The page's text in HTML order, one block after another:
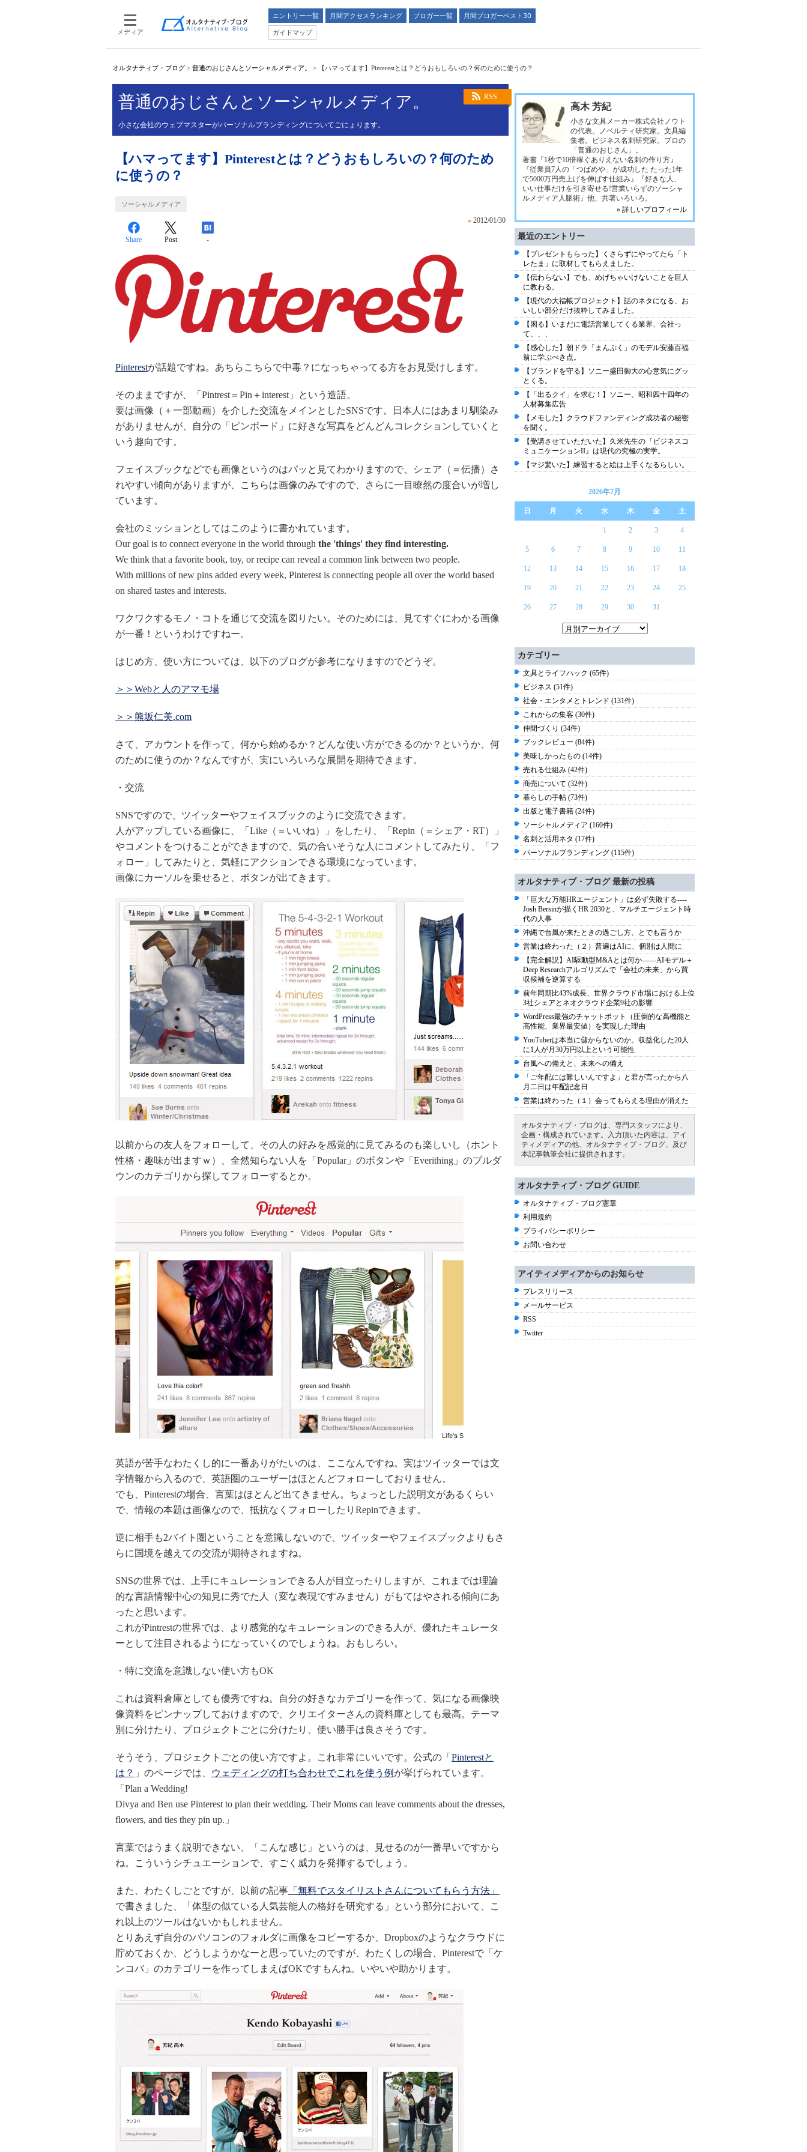
メディア
エントリー一覧 月間アクセスランキング ブロガー一覧
月間ブロガーベスト30
ガイドマップ
オルタナティブ・ブログ > 普通のおじさんとソーシャルメディア。 > 【ハマってます】Pinterestとは？どうおもしろいの？何のために使うの？
RSS
普通のおじさんとソーシャルメディア。
小さな会社のウェブマスターがパーソナルブランディングについてごにょります。
【ハマってます】Pinterestとは？どうおもしろいの？何のため
に使うの？
ソーシャルメディア
» 2012/01/30
Share Post -
Pinterestが話題ですね。あちらこちらで中毒？になっちゃってる方をお見受けします。
そのままですが、「Pintrest＝Pin＋interest」という造語。
要は画像（＋一部動画）を介した交流をメインとしたSNSです。日本人にはあまり馴染み
がありませんが、自分の「ピンボード」に好きな写真をどんどんコレクションしていくと
いう趣向です。
フェイスブックなどでも画像というのはパッと見てわかりますので、シェア（＝伝播）さ
れやすい傾向がありますが、こちらは画像のみですので、さらに一目瞭然の度合いが増し
ています。
会社のミッションとしてはこのように書かれています。
Our goal is to connect everyone in the world through the 'things' they find interesting.
We think that a favorite book, toy, or recipe can reveal a common link between two people.
With millions of new pins added every week, Pinterest is connecting people all over the world based
on shared tastes and interests.
ワクワクするモノ・コトを通じて交流を図りたい。そのためには、見てすぐにわかる画像
が一番！というわけですねー。
はじめ方、使い方については、以下のブログが参考になりますのでどうぞ。
＞＞Webと人のアマモ場
＞＞熊坂仁美.com
さて、アカウントを作って、何から始めるか？どんな使い方ができるのか？というか、何
のために使うのか？なんですが、実にいろいろな展開を期待できます。
・交流
SNSですので、ツイッターやフェイスブックのように交流できます。
人がアップしている画像に、「Like（＝いいね）」をしたり、「Repin（＝シェア・RT）」
やコメントをつけることができますので、気の合いそうな人にコメントしてみたり、「フ
ォロー」してみたりと、気軽にアクションできる環境になっています。
画像にカーソルを乗せると、ボタンが出てきます。
以前からの友人をフォローして、その人の好みを感覚的に見てみるのも楽しいし（ホント
性格・趣味が出ますｗ）、全然知らない人を「Popular」のボタンや「Everithing」のプルダ
ウンのカテゴリから探してフォローするとか。
英語が苦手なわたくし的に一番ありがたいのは、ここなんですね。実はツイッターでは文
字情報から入るので、英語圏のユーザーはほとんどフォローしておりません。
でも、Pinterestの場合、言葉はほとんど出てきません。ちょっとした説明文があるくらい
で、情報の本題は画像なので、抵抗なくフォローしたりRepinできます。
逆に相手も2バイト圏ということを意識しないので、ツイッターやフェイスブックよりもさ
らに国境を越えての交流が期待されますね。
SNSの世界では、上手にキュレーションできる人が目立ったりしますが、これまでは理論
的な言語情報中心の知見に秀でた人（変な表現ですみません）がもてはやされる傾向にあ
ったと思います。
これがPintrestの世界では、より感覚的なキュレーションのできる人が、優れたキュレータ
ーとして注目されるようになっていくのでしょうね。おもしろい。
・特に交流を意識しない使い方もOK
これは資料倉庫としても優秀ですね。自分の好きなカテゴリーを作って、気になる画像映
像資料をピンナップしておけますので、クリエイターさんの資料庫としても最高。テーマ
別に分けたり、プロジェクトごとに分けたり、使い勝手は良さそうです。
そうそう、プロジェクトごとの使い方ですよ。これ非常にいいです。公式の「 Pinterestと
は？ 」のページでは、 ウェディングの打ち合わせでこれを使う例 が挙げられています。
「Plan a Wedding!
Divya and Ben use Pinterest to plan their wedding. Their Moms can leave comments about the dresses,
flowers, and ties they pin up.」
言葉ではうまく説明できない、「こんな感じ」というのは、見せるのが一番早いですから
ね。こういうシチュエーションで、すごく威力を発揮するでしょう。
また、わたくしごとですが、以前の記事 「無料でスタイリストさんについてもらう方法」
で書きました、「体型の似ている人気芸能人の格好を研究する」という部分において、こ
れ以上のツールはないかもしれません。
とりあえず自分のパソコンのフォルダに画像をコピーするか、Dropboxのようなクラウドに
貯めておくか、どうしようかなーと思っていたのですが、わたくしの場合、Pinterestで「ケ
ンコバ」のカテゴリーを作ってしまえばOKですもんね。いやいや助かります。
高木 芳紀
小さな文具メーカー株式会社ノウト
の代表。ノベルティ研究家。文具編
集者。ビジネス名刺研究家。プロの
「普通のおじさん」。
著書『1秒で10倍稼ぐありえない名刺の作り方』
『従業員7人の「つばめや」が成功した たった1年
で5000万円売上げを伸ばす仕組み』『好きな人、
いい仕事だけを引き寄せる!営業いらずのソーシャ
ルメディア人脈術』他、共著いろいろ。
» 詳しいプロフィール
最近のエントリー
【プレゼントもらった】くさらずにやってたら「ト
レたま」に取材してもらえました。
【伝わらない】でも、めげちゃいけないことを巨人
に教わる。
【現代の大福帳プロジェクト】話のネタになる、お
いしい部分だけ抜粋してみました。
【困る】いまだに電話営業してくる業界、会社っ
て、、、
【感心した】朝ドラ「まんぷく」のモデル安藤百福
翁に学ぶべき点。
【ブランドを守る】ソニー盛田御大の心意気にグッ
とくる。
【「出るクイ」を求む！】ソニー、昭和四十四年の
人材募集広告
【メモした】クラウドファンディング成功者の秘密
を聞く。
【受講させていただいた】久米先生の『ビジネスコ
ミュニケーションII』は現代の究極の実学。
【マジ驚いた】練習すると絵は上手くなるらしい。
2026年7月
日 月 火 水 木 金 土
1 2 3 4
5 6 7 8 9 10 11
12 13 14 15 16 17 18
19 20 21 22 23 24 25
26 27 28 29 30 31
カテゴリー
文具とライフハック (65件)
ビジネス (51件)
社会・エンタメとトレンド (131件)
これからの集客 (30件)
仲間づくり (34件)
ブックレビュー (84件)
美味しかったもの (14件)
売れる仕組み (42件)
商売について (32件)
暮らしの手帖 (73件)
出版と電子書籍 (24件)
ソーシャルメディア (160件)
名刺と活用ネタ (17件)
パーソナルブランディング (115件)
オルタナティブ・ブログ 最新の投稿
「巨大な万能HRエージェント」は必ず失敗する----
Josh Bersinが描くHR 2030と、マルチエージェント時
代の人事
沖縄で台風が来たときの過ごし方、とでも言うか
営業は終わった（２）普遍はAIに、個別は人間に
【完全解説】AI駆動型M&Aとは何か――AIモデル＋
Deep Researchアルゴリズムで「会社の未来」から買
収候補を逆算する
前年同期比43%成長、世界クラウド市場における上位
3社シェアとネオクラウド企業9社の影響
WordPress最強のチャットボット（圧倒的な高機能と
高性能、業界最安値）を実現した理由
YouTuberは本当に儲からないのか。収益化した20人
に1人が月30万円以上という可能性
台風への備えと、未来への備え
「ご年配には難しいんですよ」と君が言ったから八
月二日は年配記念日
営業は終わった（１）会ってもらえる理由が消えた
オルタナティブ・ブログは、専門スタッフにより、
企画・構成されています。入力頂いた内容は、アイ
ティメディアの他、オルタナティブ・ブログ、及び
本記事執筆会社に提供されます。
オルタナティブ・ブログ GUIDE
オルタナティブ・ブログ憲章
利用規約
プライバシーポリシー
お問い合わせ
アイティメディアからのお知らせ
プレスリリース
メールサービス
RSS
Twitter